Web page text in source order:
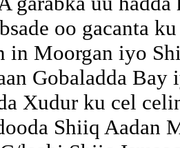
oo gacanta
in Moorgan iyo
Gobaladda
Xudur ku cel
Shiiq Aadan